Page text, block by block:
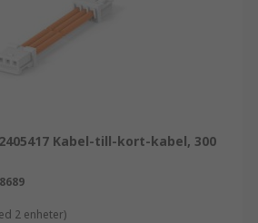
Kabel-till-kort-kabel, 300
2 enheter)